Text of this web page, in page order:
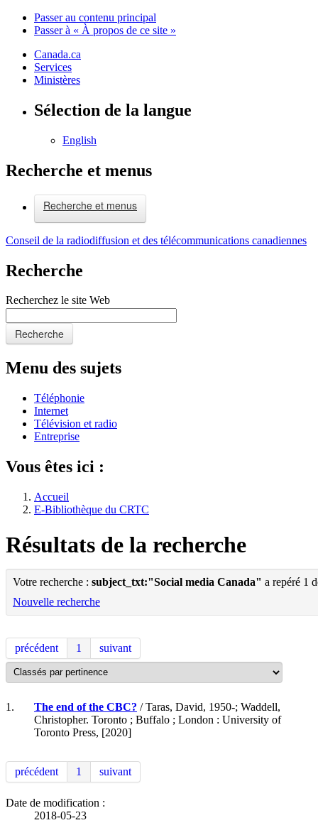
Passer au contenu principal
Passer à « À propos de ce site »
Canada.ca
Services
Ministères
Sélection de la langue
English
Recherche et menus
Recherche et menus
Conseil de la radiodiffusion et des télécommunications canadiennes
Recherche
Recherchez le site Web
Recherche
Menu des sujets
Téléphonie
Internet
Télévision et radio
Entreprise
Vous êtes ici :
Accueil
E-Bibliothèque du CRTC
Résultats de la recherche
Votre recherche : subject_txt:"Social media Canada" a repéré 1
Nouvelle recherche
précédent 1 suivant
1. The end of the CBC? / Taras, David, 1950-; Waddell,
Christopher. Toronto ; Buffalo ; London : University of
Toronto Press, [2020]
précédent 1 suivant
Date de modification :
2018-05-23